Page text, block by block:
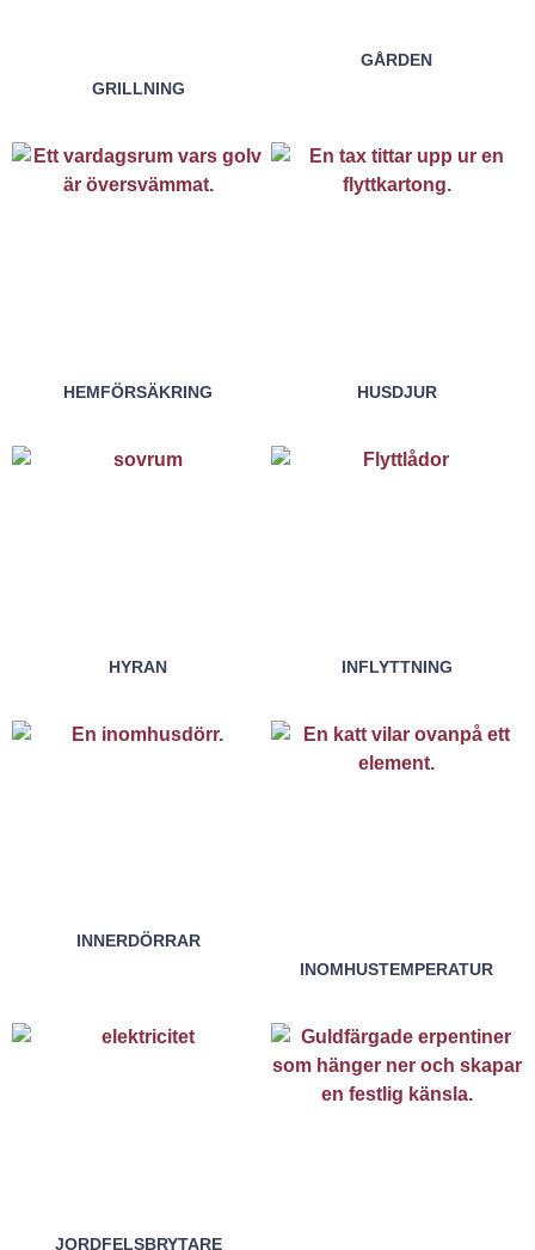
GRILLNING
GÅRDEN
HEMFÖRSÄKRING HUSDJUR
HYRAN INFLYTTNING
INNERDÖRRAR
INOMHUSTEMPERATUR
JORDFELSBRYTARE